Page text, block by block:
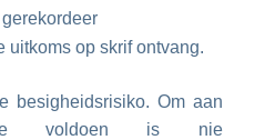
uitkoms op skrif ontvang.
besigheidsrisiko. Om aan
te voldoen is nie